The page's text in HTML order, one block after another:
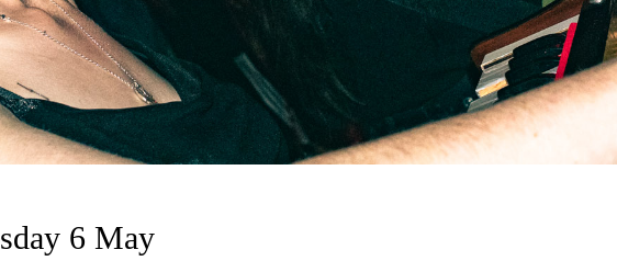
Wednesday 6 May